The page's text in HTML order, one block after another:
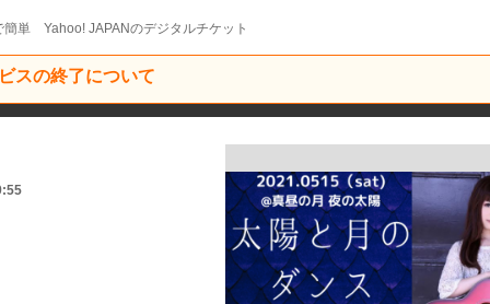
簡単 Yahoo! JAPANのデジタルチケット
スの終了について